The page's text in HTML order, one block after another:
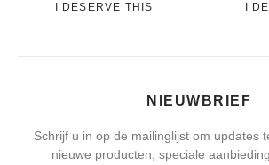
I DESERVE THIS I
NIEUWBRIEF
Schrijf u in op de mailinglijst om updates
nieuwe producten, speciale